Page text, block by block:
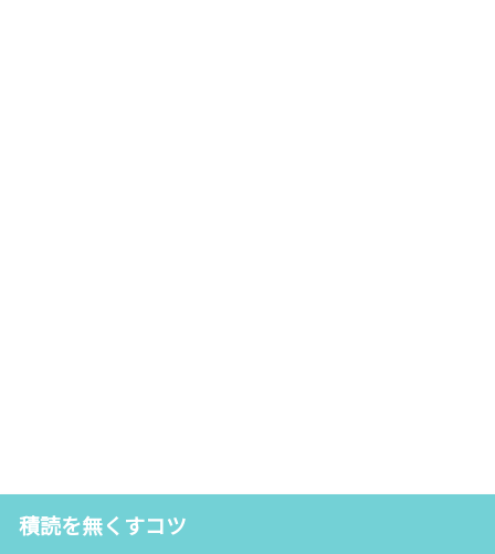
積読を無くすコツ